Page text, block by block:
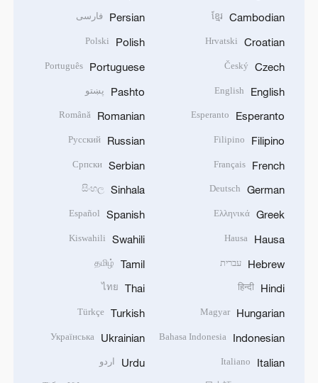
Cambodian
ខ្មែរ
Croatian
Hrvatski
Czech
Český
English
English
Esperanto
Esperanto
Filipino
Filipino
French
Français
German
Deutsch
Greek
Ελληνικά
Hausa
Hausa
Hebrew עברית
Hindi
हिन्दी
Hungarian
Magyar
Indonesian
Bahasa Indonesia
Italian
Italiano
Persian فارسی
Polish
Polski
Portuguese
Português
Pashto پښتو
Romanian
Română
Russian
Русский
Serbian
Српски
Sinhala
සිංහල
Spanish
Español
Swahili
Kiswahili
Tamil
தமிழ்
Thai
ไทย
Turkish
Türkçe
Ukrainian
Українська
Urdu اردو